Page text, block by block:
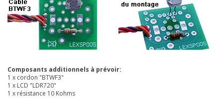
Composants additionnels à prévoir:
1 x cordon "BTWF3"
1 x LCD "LDR720"
1 x résistance 10 Kohms